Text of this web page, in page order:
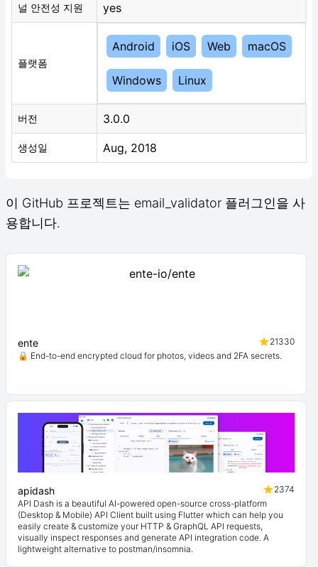
널 안전성 지원 yes
플랫폼
Android iOS Web macOS
Windows Linux
버전 3.0.0
생성일 Aug, 2018
이 GitHub 프로젝트는 email_validator 플러그인을 사
용합니다.
ente
21330
🔒 End-to-end encrypted cloud for photos, videos and 2FA secrets.
apidash
2374
API Dash is a beautiful AI-powered open-source cross-platform
(Desktop & Mobile) API Client built using Flutter which can help you
easily create & customize your HTTP & GraphQL API requests,
visually inspect responses and generate API integration code. A
lightweight alternative to postman/insomnia.